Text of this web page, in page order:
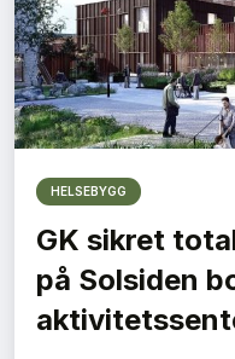
HELSEBYGG
GK sikret
på Solsiden